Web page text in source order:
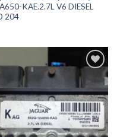
KAE.2.7L V6 DIESEL
204
İstek
Listeme
Ekle